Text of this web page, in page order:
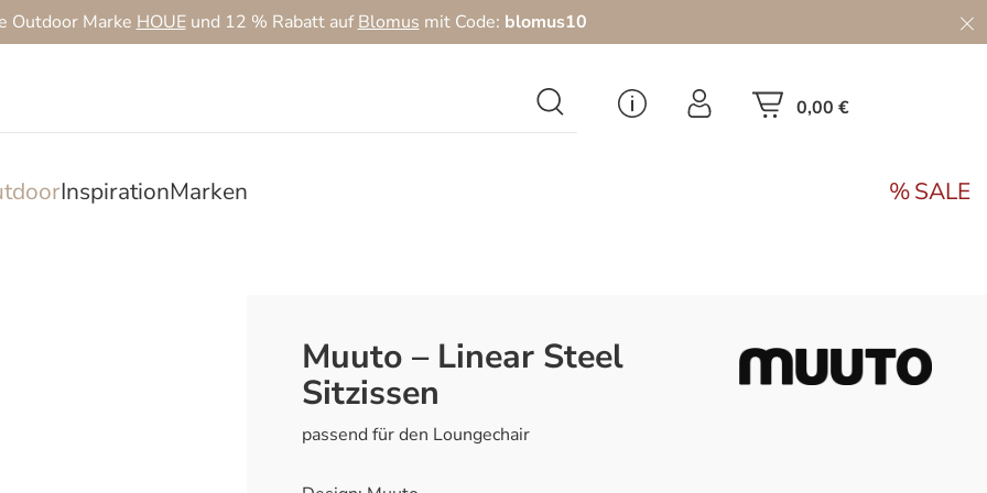
Outdoor Marke HOUEund 12 % Rabatt aufBlomus mit Code: blomus10
0,00 €
InspirationMarken SALE
Muuto – Linear Steel
Sitzissen
passend für den Loungechair